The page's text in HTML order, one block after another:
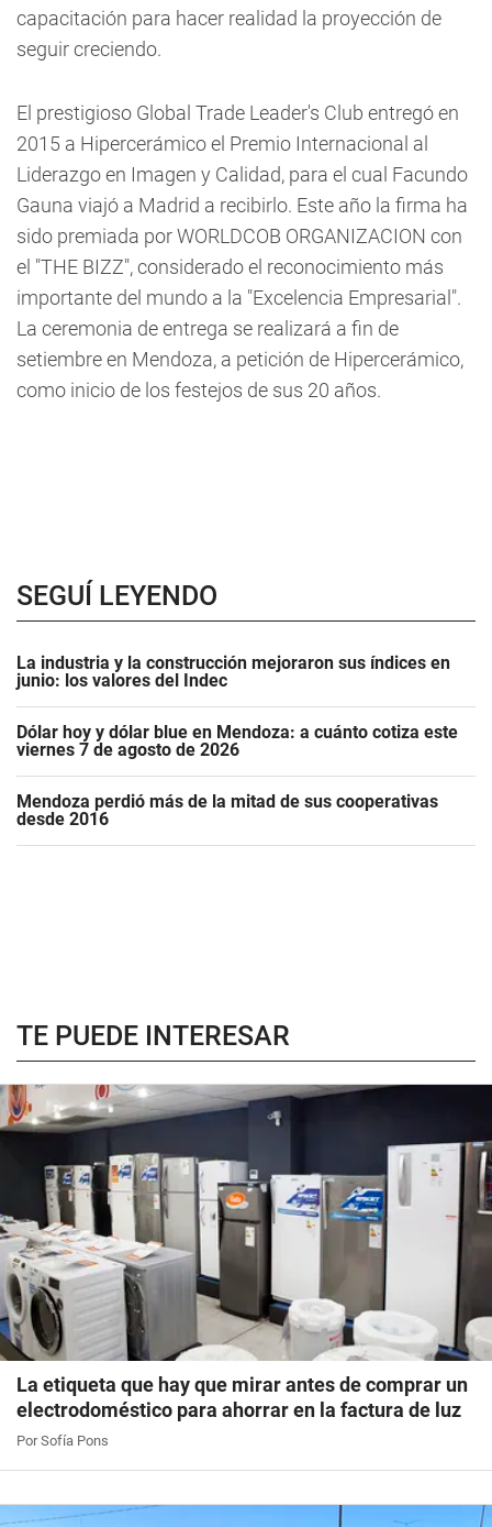
capacitación para hacer realidad la proyección de
seguir creciendo.
El prestigioso Global Trade Leader's Club entregó en
2015 a Hipercerámico el Premio Internacional al
Liderazgo en Imagen y Calidad, para el cual Facundo
Gauna viajó a Madrid a recibirlo. Este año la firma ha
sido premiada por WORLDCOB ORGANIZACION con
el "THE BIZZ", considerado el reconocimiento más
importante del mundo a la "Excelencia Empresarial".
La ceremonia de entrega se realizará a fin de
setiembre en Mendoza, a petición de Hipercerámico,
como inicio de los festejos de sus 20 años.
SEGUÍ LEYENDO
La industria y la construcción mejoraron sus índices en
junio: los valores del Indec
Dólar hoy y dólar blue en Mendoza: a cuánto cotiza este
viernes 7 de agosto de 2026
Mendoza perdió más de la mitad de sus cooperativas
desde 2016
TE PUEDE INTERESAR
La etiqueta que hay que mirar antes de comprar un
electrodoméstico para ahorrar en la factura de luz
Por Sofía Pons